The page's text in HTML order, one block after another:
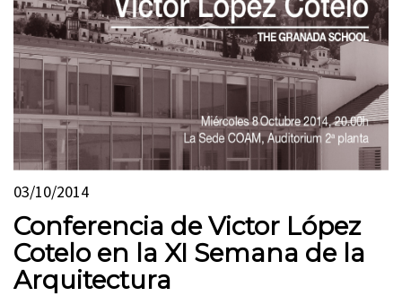
03/10/2014
Conferencia de Victor López
Cotelo en la XI Semana de la
Arquitectura